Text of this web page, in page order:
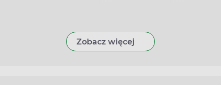
Zobacz więcej